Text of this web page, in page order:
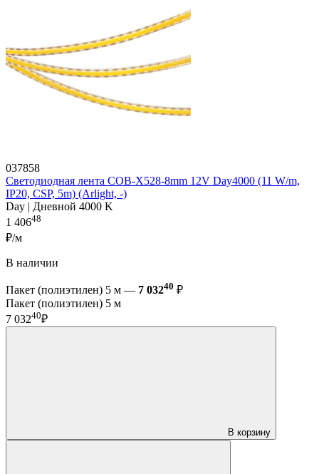
037858
Светодиодная лента COB-X528-8mm 12V Day4000 (11 W/m,
IP20, CSP, 5m) (Arlight, -)
Day | Дневной 4000 K
1 40648
₽/м
В наличии
Пакет (полиэтилен) 5 м — 7 03240 ₽
Пакет (полиэтилен) 5 м
7 03240₽
В корзину